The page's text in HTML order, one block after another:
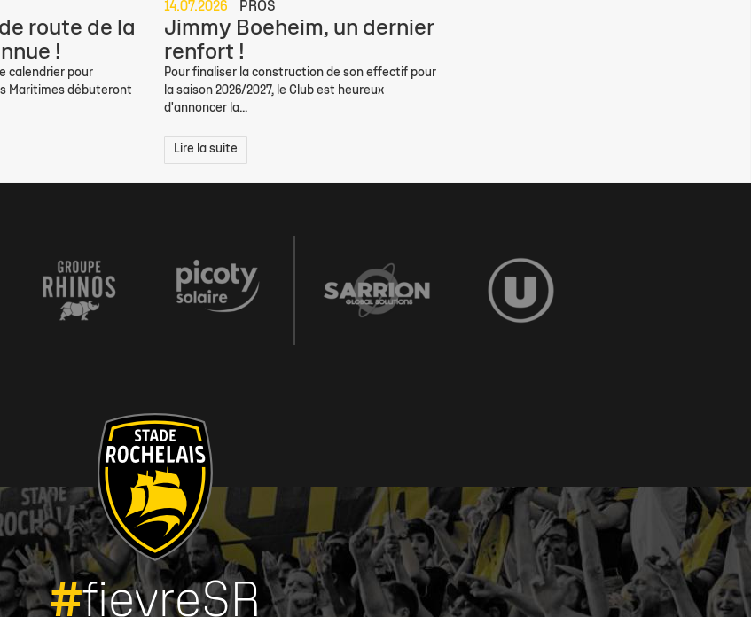
route de la
!
calendrier pour
Maritimes débuteront
14.07.2026 PROS
Jimmy Boeheim, un dernier
renfort !
Pour finaliser la construction de son effectif pour
la saison 2026/2027, le Club est heureux
d'annoncer la...
Lire la suite
#fievreSR